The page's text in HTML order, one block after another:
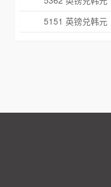
5151 英镑兑韩元